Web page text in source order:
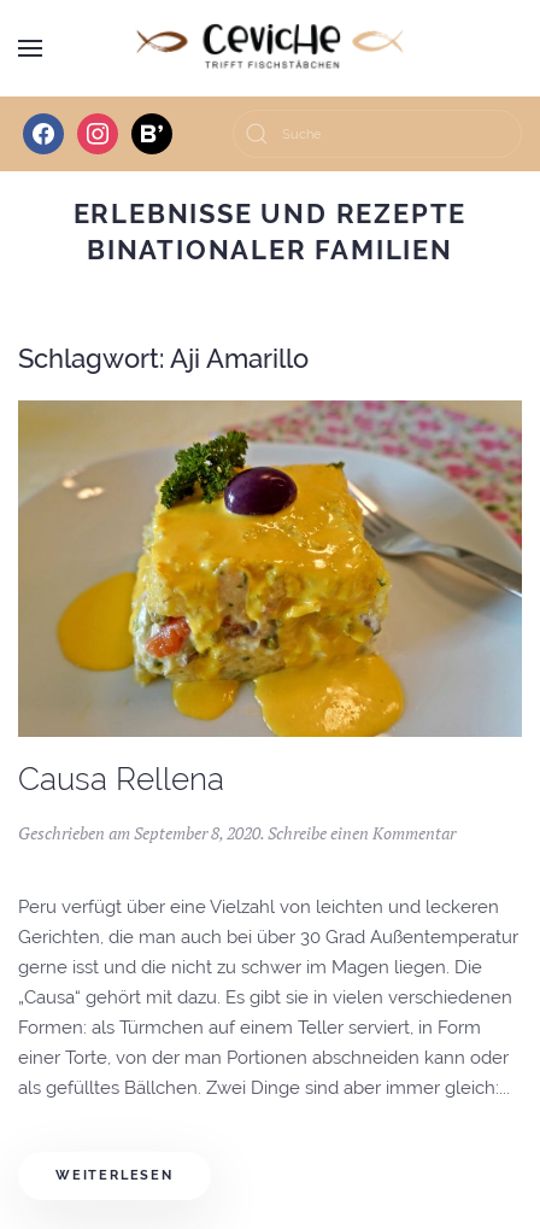
facebookinstagrambloglovin
ERLEBNISSE UND REZEPTE
BINATIONALER FAMILIEN
Schlagwort: Aji Amarillo
Causa Rellena
Geschrieben amSeptember 8, 2020. Schreibe einen Kommentar
Peru verfügt über eine Vielzahl von leichten und leckeren
Gerichten, die man auch bei über 30 Grad Außentemperatur
gerne isst und die nicht zu schwer im Magen liegen. Die
„Causa“ gehört mit dazu. Es gibt sie in vielen verschiedenen
Formen: als Türmchen auf einem Teller serviert, in Form
einer Torte, von der man Portionen abschneiden kann oder
als gefülltes Bällchen. Zwei Dinge sind aber immer gleich:...
WEITERLESEN